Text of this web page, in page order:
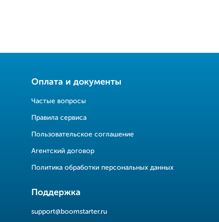
Оплата и документы
Частые вопросы
Правила сервиса
Пользовательское соглашение
Агентский договор
Политика обработки персональных данных
Поддержка
support@boomstarter.ru